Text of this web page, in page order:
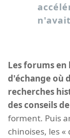
Les forums
d'échange où
recherches
des conseils
forment. Puis
chinoises, les